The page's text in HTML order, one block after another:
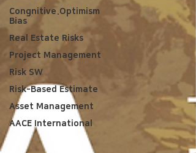
Congnitive.Optimism
Bias
Real Estate Risks
Project Management
Risk SW
Risk-Based Estimate
Asset Management
AACE International